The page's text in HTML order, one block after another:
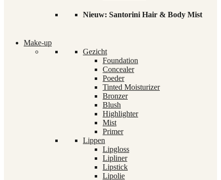
Nieuw: Santorini Hair & Body Mist
Make-up
Gezicht
Foundation
Concealer
Poeder
Tinted Moisturizer
Bronzer
Blush
Highlighter
Mist
Primer
Lippen
Lipgloss
Lipliner
Lipstick
Lipolie